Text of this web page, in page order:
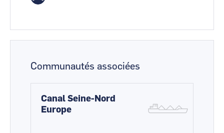
Communautés associées
Canal Seine-Nord
Europe